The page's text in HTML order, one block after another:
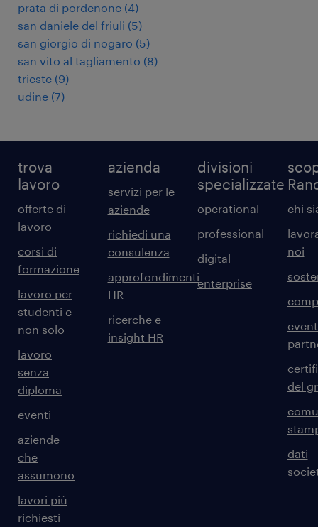
prata di pordenone (4)
san daniele del friuli (5)
san giorgio di nogaro (5)
san vito al tagliamento (8)
trieste (9)
udine (7)
trova
lavoro
offerte di
lavoro
corsi di
formazione
lavoro per
studenti e
non solo
lavoro
senza
diploma
eventi
aziende
che
assumono
lavori più
richiesti
azienda
servizi per le
aziende
richiedi una
consulenza
approfondimenti
HR
ricerche e
insight HR
divisioni
specializzate
operational
professional
digital
enterprise
chi
noi
del
dati